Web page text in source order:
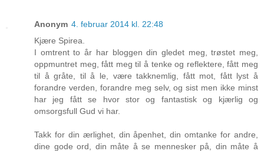
Anonym 4. februar 2014 kl. 22:48
Kjære Spirea.
I omtrent to år har bloggen din gledet meg, trøstet meg,
oppmuntret meg, fått meg til å tenke og reflektere, fått meg
til å gråte, til å le, være takknemlig, fått mot, fått lyst å
forandre verden, forandre meg selv, og sist men ikke minst
har jeg fått se hvor stor og fantastisk og kjærlig og
omsorgsfull Gud vi har.
Takk for din ærlighet, din åpenhet, din omtanke for andre,
dine gode ord, din måte å se mennesker på, din måte å